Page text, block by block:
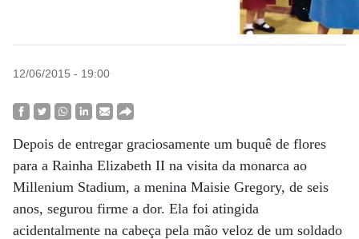
12/06/2015 - 19:00
Depois de entregar graciosamente um buquê de flores
para a Rainha Elizabeth II na visita da monarca ao
Millenium Stadium, a menina Maisie Gregory, de seis
anos, segurou firme a dor. Ela foi atingida
acidentalmente na cabeça pela mão veloz de um soldado